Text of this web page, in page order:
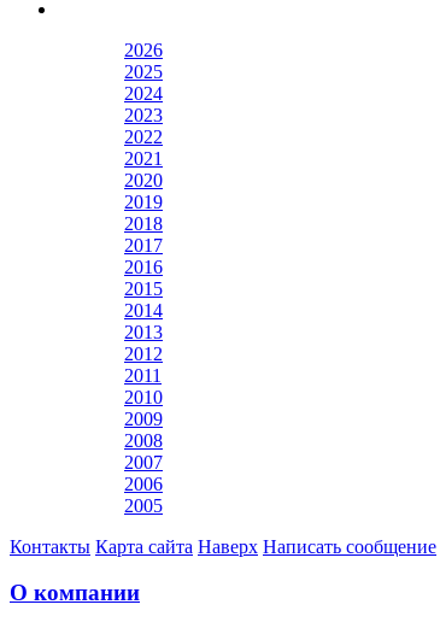
2026
2025
2024
2023
2022
2021
2020
2019
2018
2017
2016
2015
2014
2013
2012
2011
2010
2009
2008
2007
2006
2005
Контакты Карта сайта Наверх Написать сообщение
О компании